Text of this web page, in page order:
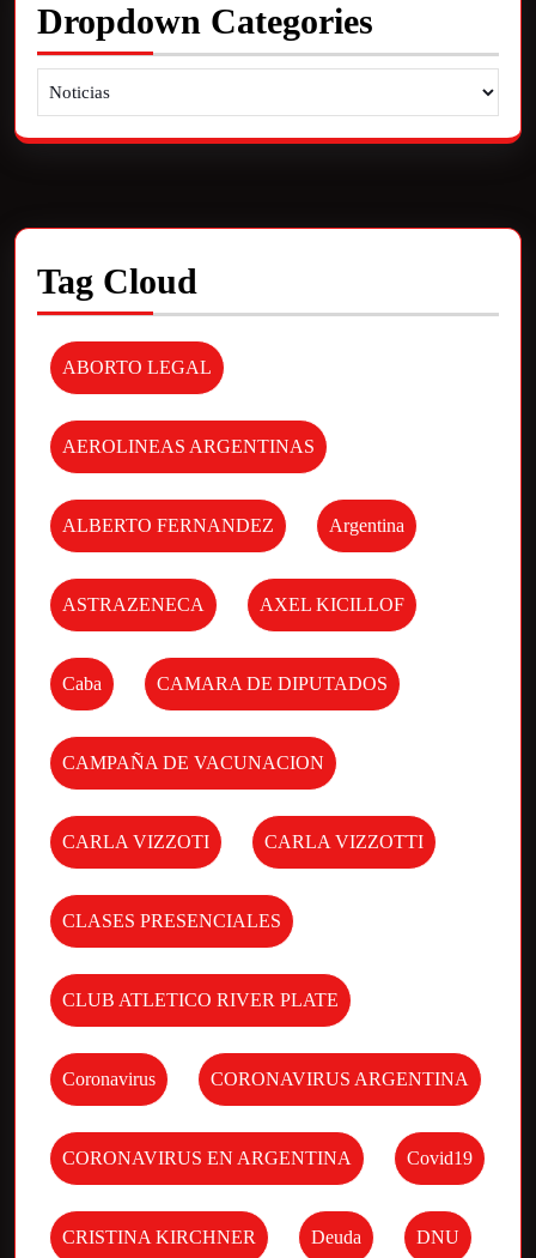
Dropdown Categories
Tag Cloud
ABORTO LEGAL
AEROLINEAS ARGENTINAS
ALBERTO FERNANDEZ Argentina
ASTRAZENECA AXEL KICILLOF
Caba CAMARA DE DIPUTADOS
CAMPAÑA DE VACUNACION
CARLA VIZZOTI CARLA VIZZOTTI
CLASES PRESENCIALES
CLUB ATLETICO RIVER PLATE
Coronavirus CORONAVIRUS ARGENTINA
CORONAVIRUS EN ARGENTINA Covid19
CRISTINA KIRCHNER Deuda DNU